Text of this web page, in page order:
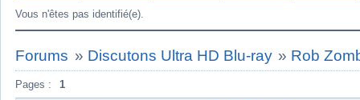
Vous n'êtes pas identifié(e).
Forums » Discutons Ultra HD Blu-ray » Rob
Pages : 1